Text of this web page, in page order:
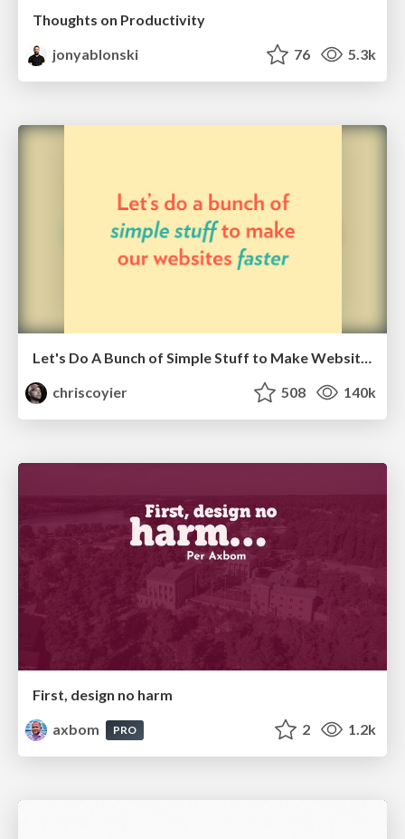
Thoughts on Productivity
jonyablonski
76 5.3k
Let's Do A Bunch of Simple Stuff to Make Websites Faster
chriscoyier
508 140k
First, design no harm
axbom
PRO 2 1.2k